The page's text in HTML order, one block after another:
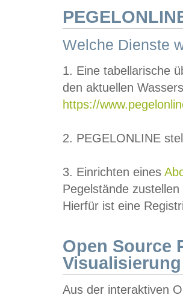
Welche Dienste
1. Eine tabellarische
den aktuellen
https://
2. PEGELONLINE
3. Einrichten eines
Pegelstände
Hierfür ist eine
Open Source
Visualisierung
Aus der interaktiven